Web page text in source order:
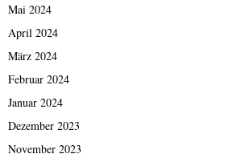
Mai 2024
April 2024
März 2024
Februar 2024
Januar 2024
Dezember 2023
November 2023